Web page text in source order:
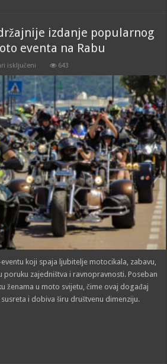
izdanje popularnog
eventa na Rabu
isključeni
je
najsadržajnije
izdanje
popularnog
međunarodnog
moto
eventa
na
Rabu
643
koji spaja ljubitelje motocikala, zabavu,
poruku zajedništva i ravnopravnosti. Poseban
ženama u moto svijetu, čime ovaj događaj
i dobiva širu društvenu dimenziju.